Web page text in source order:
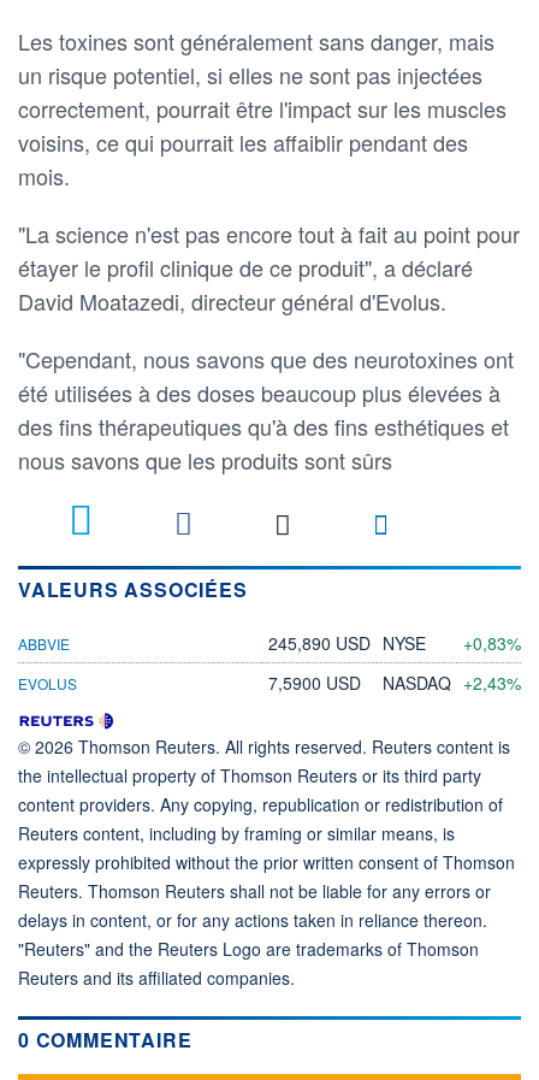
Les toxines sont généralement sans danger, mais
un risque potentiel, si elles ne sont pas injectées
correctement, pourrait être l'impact sur les muscles
voisins, ce qui pourrait les affaiblir pendant des
mois.
"La science n'est pas encore tout à fait au point pour
étayer le profil clinique de ce produit", a déclaré
David Moatazedi, directeur général d'Evolus.
"Cependant, nous savons que des neurotoxines ont
été utilisées à des doses beaucoup plus élevées à
des fins thérapeutiques qu'à des fins esthétiques et
nous savons que les produits sont sûrs
VALEURS ASSOCIÉES
ABBVIE 245,890 USD NYSE +0,83%
EVOLUS 7,5900 USD NASDAQ +2,43%
© 2026 Thomson Reuters. All rights reserved. Reuters content is
the intellectual property of Thomson Reuters or its third party
content providers. Any copying, republication or redistribution of
Reuters content, including by framing or similar means, is
expressly prohibited without the prior written consent of Thomson
Reuters. Thomson Reuters shall not be liable for any errors or
delays in content, or for any actions taken in reliance thereon.
"Reuters" and the Reuters Logo are trademarks of Thomson
Reuters and its affiliated companies.
0 COMMENTAIRE